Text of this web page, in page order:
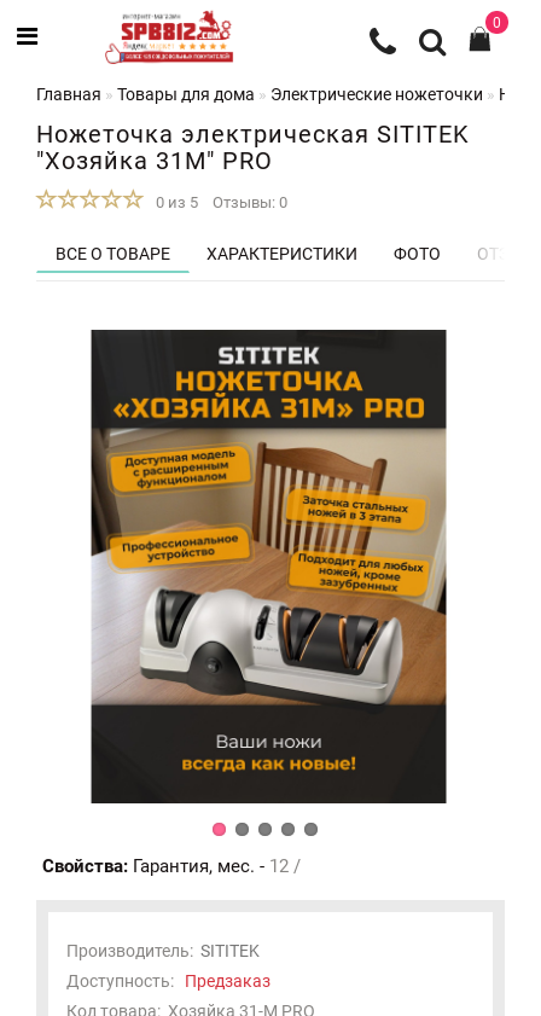
0
Главная Товары для дома Электрические ножеточки
Ножеточка электрическая SITITEK
"Хозяйка 31M" PRO
0 из 5 Отзывы: 0
ВСЕ О ТОВАРЕ ХАРАКТЕРИСТИКИ ФОТО
Свойства: Гарантия, мес. - 12 /
Производитель: SITITEK
Доступность: Предзаказ
Код товара: Хозяйка 31-М PRO